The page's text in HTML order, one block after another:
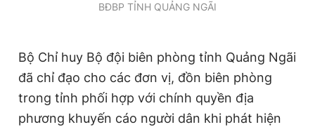
BĐBP TỈNH QUẢNG NGÃI
Bộ Chỉ huy Bộ đội biên phòng tỉnh Quảng Ngãi
đã chỉ đạo cho các đơn vị, đồn biên phòng
trong tỉnh phối hợp với chính quyền địa
phương khuyến cáo người dân khi phát hiện